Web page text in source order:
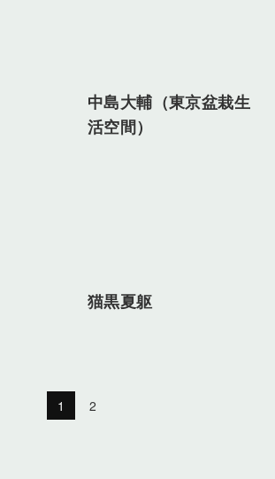
中島大輔（東京盆栽生
活空間）
猫黒夏躯
1 2